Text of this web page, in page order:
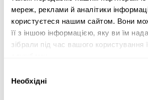
мереж, реклами й аналітики
користуєтеся нашим сайтом. Вони
її з іншою інформацією, яку ви їм
зібрали під час вашого користування
згоди
Необхідні
обладнання, телескопічні
навантажувачі з ковшем типу
відповідають вашим потребам.
техніку за категорією продукції,
Ознайомтеся з асортиментом важкої